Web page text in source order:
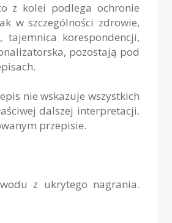
z kolei podlega ochronie
w szczególności zdrowie,
, tajemnica korespondencji,
pozostają pod
nie wskazuje wszystkich
dalszej interpretacji.
przepisie.
z ukrytego nagrania.